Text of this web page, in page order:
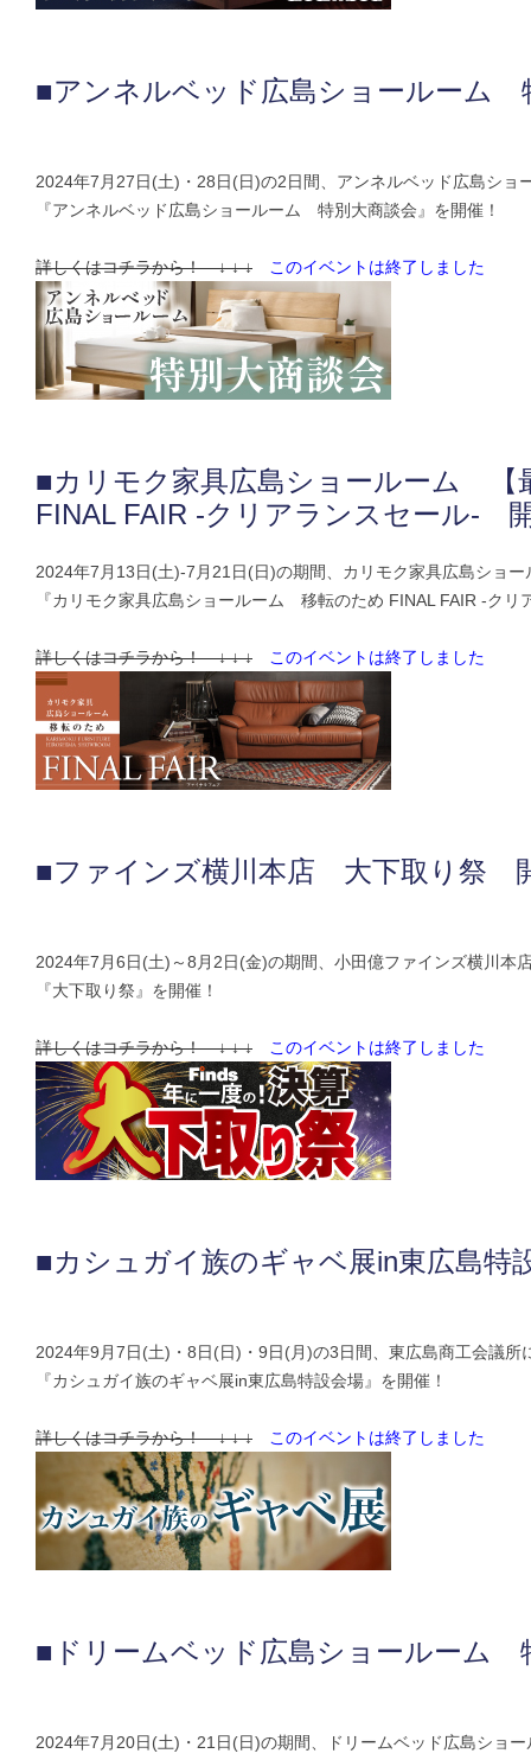
■アンネルベッド広島ショールーム
2024年7月27日(土)・28日(日)の2日間、アンネルベッド広島ショ
『アンネルベッド広島ショールーム 特別大商談会』を開催！
詳しくはコチラから！ ↓ ↓ ↓ このイベントは終了しました
■カリモク家具広島ショールーム 【
FINAL FAIR -クリアランスセール-
2024年7月13日(土)-7月21日(日)の期間、カリモク家具広島ショー
『カリモク家具広島ショールーム 移転のため FINAL FAIR -クリ
詳しくはコチラから！ ↓ ↓ ↓ このイベントは終了しました
■ファインズ横川本店 大下取り祭
2024年7月6日(土)～8月2日(金)の期間、小田億ファインズ横川本
『大下取り祭』を開催！
詳しくはコチラから！ ↓ ↓ ↓ このイベントは終了しました
■カシュガイ族のギャベ展in東広島
2024年9月7日(土)・8日(日)・9日(月)の3日間、東広島商工会議所
『カシュガイ族のギャベ展in東広島特設会場』を開催！
詳しくはコチラから！ ↓ ↓ ↓ このイベントは終了しました
■ドリームベッド広島ショールーム
2024年7月20日(土)・21日(日)の期間、ドリームベッド広島ショー